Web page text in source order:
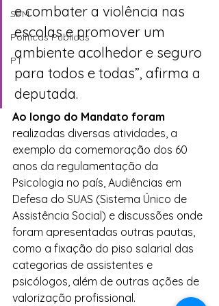
SPM
Políticas Públicas
PT
e combater a violência nas
escolas e promover um
ambiente acolhedor e seguro
para todos e todas”, afirma a
deputada.
Ao longo do Mandato foram
realizadas diversas atividades, a
exemplo da comemoração dos 60
anos da regulamentação da
Psicologia no país, Audiências em
Defesa do SUAS (Sistema Único de
Assistência Social) e discussões onde
foram apresentadas outras pautas,
como a fixação do piso salarial das
categorias de assistentes e
psicólogos, além de outras ações de
valorização profissional.